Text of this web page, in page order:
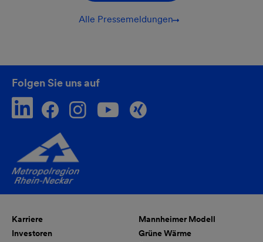
Alle Pressemeldungen
Folgen Sie uns auf
Karriere
Investoren
Mannheimer Modell
Grüne Wärme